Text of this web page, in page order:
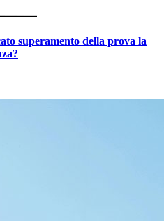
superamento della prova la